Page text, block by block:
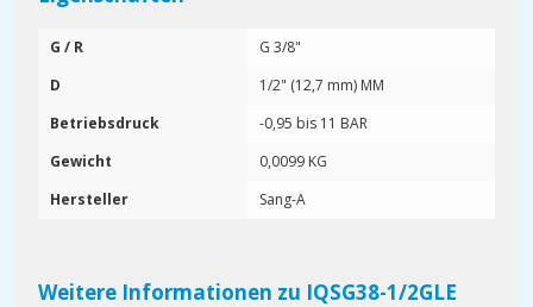
G / R
G 3/8"
D
1/2" (12,7 mm) MM
Betriebsdruck
-0,95 bis 11 BAR
Gewicht
0,0099 KG
Hersteller
Sang-A
Weitere Informationen zu IQSG38-1/2GLE